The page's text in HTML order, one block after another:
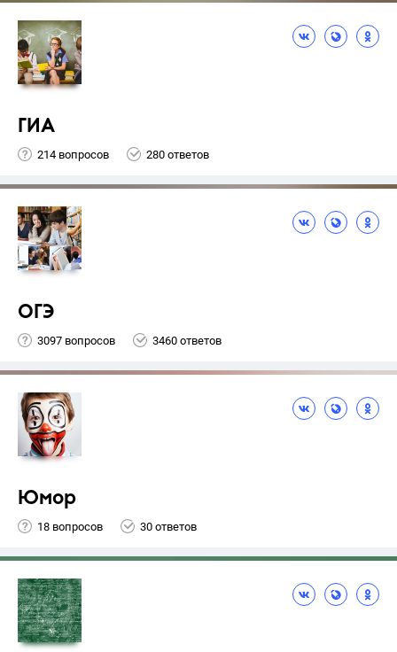
ГИА
214 вопросов 280 ответов
ОГЭ
3097 вопросов 3460 ответов
Юмор
18 вопросов 30 ответов